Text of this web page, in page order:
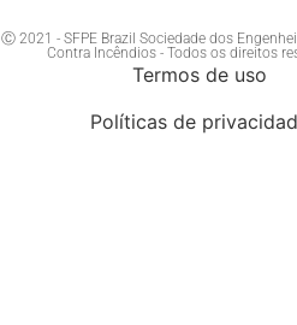
Ⓒ 2021 - SFPE Brazil Sociedade dos
Contra Incêndios - Todos os direitos
Termos de uso
Políticas de